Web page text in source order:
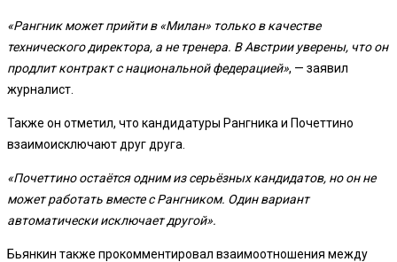
«Рангник может прийти в «Милан» только в качестве
технического директора, а не тренера. В Австрии уверены, что он
продлит контракт с национальной федерацией», — заявил
журналист.
Также он отметил, что кандидатуры Рангника и Почеттино
взаимоисключают друг друга.
«Почеттино остаётся одним из серьёзных кандидатов, но он не
может работать вместе с Рангником. Один вариант
автоматически исключает другой».
Бьянкин также прокомментировал взаимоотношения между